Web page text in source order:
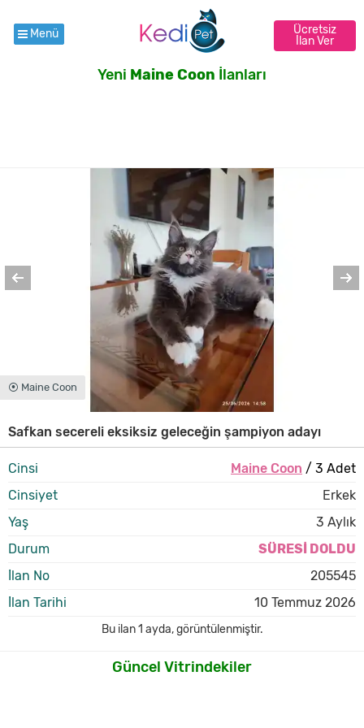
Menü
Ücretsiz
İlan Ver
Yeni Maine Coon İlanları
⦿ Maine Coon
Safkan secereli eksiksiz geleceğin şampiyon adayı
Cinsi Maine Coon / 3 Adet
Cinsiyet
Erkek
Yaş
3 Aylık
Durum
SÜRESİ DOLDU
İlan No
205545
İlan Tarihi
10 Temmuz 2026
Bu ilan1 ayda,görüntülenmiştir.
Güncel Vitrindekiler